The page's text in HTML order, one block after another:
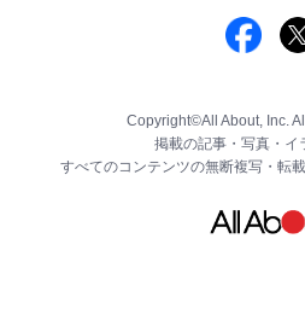
Copyright©All About, Inc.
掲載の記事・写真・イ
すべてのコンテンツの無断複写・転